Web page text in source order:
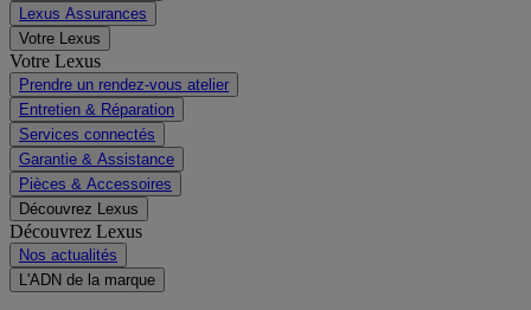
Lexus Assurances
Votre Lexus
Votre Lexus
Prendre un rendez-vous atelier
Entretien & Réparation
Services connectés
Garantie & Assistance
Pièces & Accessoires
Découvrez Lexus
Découvrez Lexus
Nos actualités
L'ADN de la marque